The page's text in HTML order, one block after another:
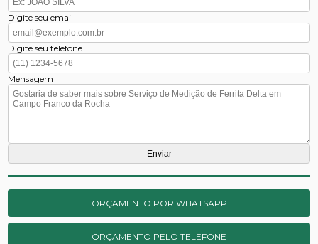
Digite seu email
Digite seu telefone
Mensagem
ORÇAMENTO POR WHATSAPP
ORÇAMENTO PELO TELEFONE